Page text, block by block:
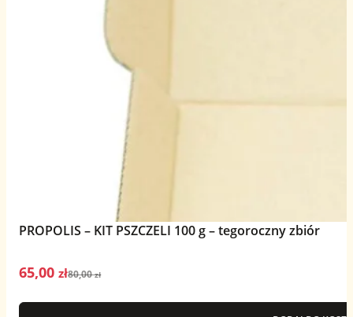
PROPOLIS – KIT PSZCZELI 100 g – tegoroczny zbiór
80,00złPierwotna
65,00zł
Aktualna